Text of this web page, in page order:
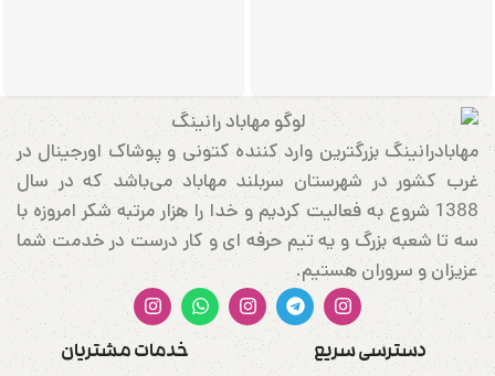
مهابادرانینگ بزرگترین وارد کننده کتونی و پوشاک اورجینال در
غرب کشور در شهرستان سربلند مهاباد می‌باشد که در سال
1388 شروع به فعالیت کردیم و خدا را هزار مرتبه شکر امروزه با
سه تا شعبه بزرگ و یه تیم حرفه ای و کار درست در خدمت شما
عزیزان و سروران هستیم.
دسترسی سریع خدمات مشتریان